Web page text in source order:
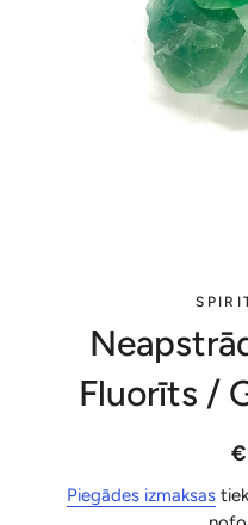
Fluorīts /
Piegādes izmaksas